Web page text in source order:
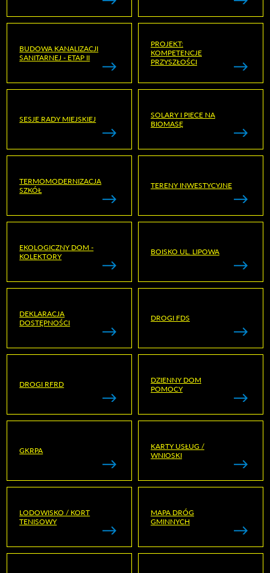
BUDOWA KANALIZACJI
SANITARNEJ - ETAP II
PROJEKT:
KOMPETENCJE
PRZYSZŁOŚCI
SESJE RADY MIEJSKIEJ
SOLARY I PIECE NA
BIOMASĘ
TERMOMODERNIZACJA
SZKÓŁ
TERENY INWESTYCYJNE
EKOLOGICZNY DOM -
KOLEKTORY
BOISKO UL. LIPOWA
DEKLARACJA
DOSTĘPNOŚCI
DROGI FDS
DROGI RFRD
DZIENNY DOM
POMOCY
GKRPA
KARTY USŁUG /
WNIOSKI
LODOWISKO / KORT
TENISOWY
MAPA DRÓG
GMINNYCH